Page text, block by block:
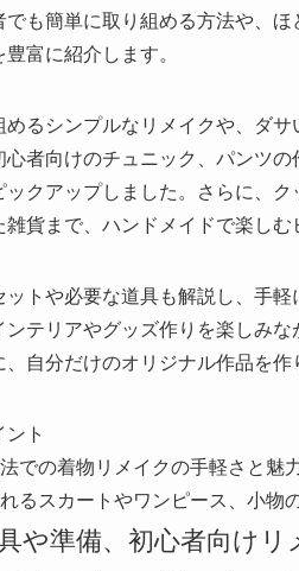
でも簡単に取り組める方法や、
富に紹介します。
めるシンプルなリメイクや、ダ
心者向けのチュニック、パンツ
ックアップしました。さらに、
貨まで、ハンドメイドで楽しむ
ットや必要な道具も解説し、手
ンテリアやグッズ作りを楽しみ
自分だけのオリジナル作品を作
ント
での着物リメイクの手軽さと魅
るスカートやワンピース、小物
や準備、初心者向け